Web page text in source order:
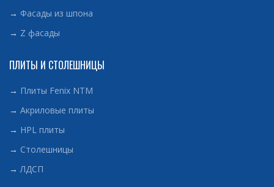
→ Фасады из шпона
→ Z фасады
ПЛИТЫ И СТОЛЕШНИЦЫ
→ Плиты Fenix NTM
→ Акриловые плиты
→ HPL плиты
→ Столешницы
→ЛДСП